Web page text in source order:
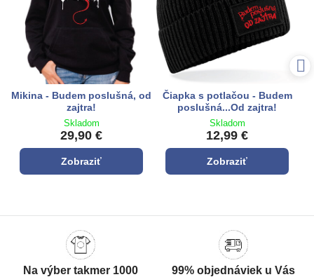
Mikina - Budem poslušná, od
zajtra!
Skladom
29,90 €
Zobraziť
Čiapka s potlačou - Budem
poslušná...Od zajtra!
Skladom
12,99 €
Zobraziť
Na výber takmer 1000
99% objednáviek u Vás